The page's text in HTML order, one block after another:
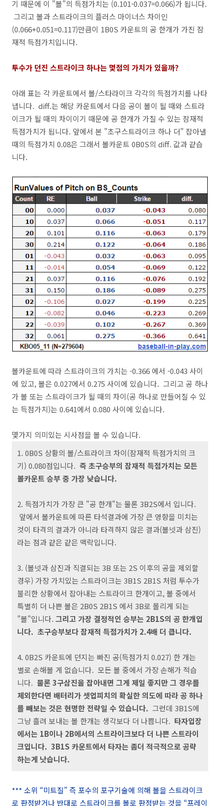
기 때문에 이 "볼"의 득점가치는 (0.101-0.037=0.066)가 됩니다.
그리고 볼과 스트라이크의 플러스 마이너스 차이인
(0.066+0.051=0.117)만큼이 1B0S 카운트의 공 한개가 가진 잠
재적 득점가치입니다.
투수가 던진 스트라이크 하나는 몇점의 가치가 있을까?
아래 표는 각 카운트에서 볼/스타라이크 각각의 득점가치를 나타
냅니다. diff.는 해당 카운트에서 다음 공이 볼이 될 때와 스트라
이크가 될 때의 차이이기 때문에 공 한개가 가질 수 있는 잠재적
득점가치가 됩니다. 앞에서 본 "초구스트라이크 하나 더" 잡아낼
때의 득점가치 0.08은 그래서 볼카운트 0B0S의 diff. 값과 같습
니다.
볼카운트에 따라 스트라이크의 가치는 -0.366 에서 -0.043 사이
에 있고, 볼은 0.027에서 0.275 사이에 있습니다. 그리고 공 하나
가 볼 또는 스트라이크가 될 때의 차이(공 하나로 만들어질 수 있
는 득점가치)는 0.641에서 0.080 사이에 있습니다.
몇가지 의미있는 시사점을 볼 수 있습니다.
1. 0B0S 상황의 볼/스트라이크 차이(잠재적 득점가치의 크
기) 0.080점입니다. 즉 초구승부의 잠재적 득점가치는 모든
볼카운트 승부 중 가장 낮습니다.
2. 득점가치가 가장 큰 "공 한개"는 물론 3B2S에서 입니다.
앞에서 볼카운트에 따른 타석결과에 가장 큰 영향을 미치는
것이 타격의 결과가 아니라 타격하지 않은 결과(볼넷과 삼진)
라는 점과 같은 같은 맥락입니다.
3. (볼넷과 삼진과 직결되는 3B 또는 2S 이후의 공을 제외할
경우) 가장 가치있는 스트라이크는 3B1S 2B1S 처럼 투수가
불리한 상황에서 잡아내는 스트라이크 한개이고, 볼 중에서
특별히 더 나쁜 볼은 2B0S 2B1S 에서 3B로 몰리게 되는
"볼"입니다. 그리고 가장 결정적인 승부는 2B1S의 공 한개입
니다. 초구승부보다 잠재적 득점가치가 2.4배 더 큽니다.
4. 0B2S 카운트에 던지는 빠진 공(득점가치 0.027) 한 개는
별로 손해볼 게 없습니다. 모든 볼 중에서 가장 손해가 적습
니다. 물론 3구삼진을 잡아내면 그게 제일 좋지만 그 경우를
제외한다면 배터리가 셋업피치의 확실한 의도에 따라 공 하나
를 빼보는 것은 현명한 전략일 수 있습니다. 그런데 3B1S에
그냥 흘려 보내는 볼 한개는 생각보다 더 나쁩니다. 타자입장
에서는 1B이나 2B에서의 스트라이크보다 더 나쁜 스트라이
크입니다. 3B1S 카운트에서 타자는 좀더 적극적으로 공략
하는게 낫습니다.
*** 소위 “미트질” 즉 포수의 포구기술에 의해 볼을 스트라이크
로 판정받거나 반대로 스트라이크를 볼로 판정받는 것을 “프레이